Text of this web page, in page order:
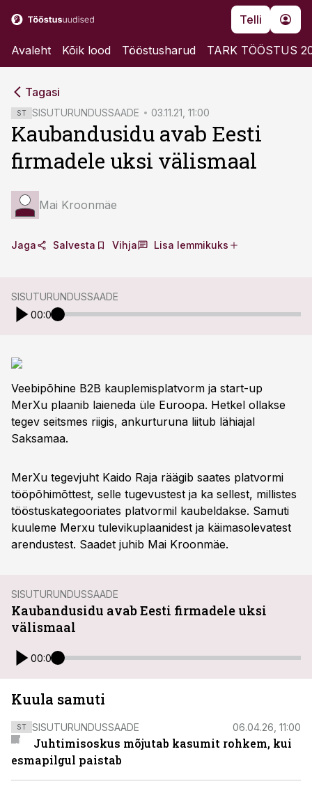
Telli
Avaleht Kõik lood Tööstusharud TARK TÖÖSTUS
Tagasi
ST SISUTURUNDUSSAADE 03.11.21, 11:00
Kaubandusidu avab Eesti
firmadele uksi välismaal
Mai Kroonmäe
Jaga Salvesta Vihja Lisa lemmikuks
SISUTURUNDUSSAADE
00:00
Veebipõhine B2B kauplemisplatvorm ja start-up
MerXu plaanib laieneda üle Euroopa. Hetkel ollakse
tegev seitsmes riigis, ankurturuna liitub lähiajal
Saksamaa.
MerXu tegevjuht Kaido Raja räägib saates platvormi
tööpõhimõttest, selle tugevustest ja ka sellest, millistes
tööstuskategooriates platvormil kaubeldakse. Samuti
kuuleme Merxu tulevikuplaanidest ja käimasolevatest
arendustest. Saadet juhib Mai Kroonmäe.
SISUTURUNDUSSAADE
Kaubandusidu avab Eesti firmadele uksi
välismaal
00:00
Kuula samuti
ST SISUTURUNDUSSAADE 06.04.26, 11:00
Juhtimisoskus mõjutab kasumit rohkem, kui
esmapilgul paistab